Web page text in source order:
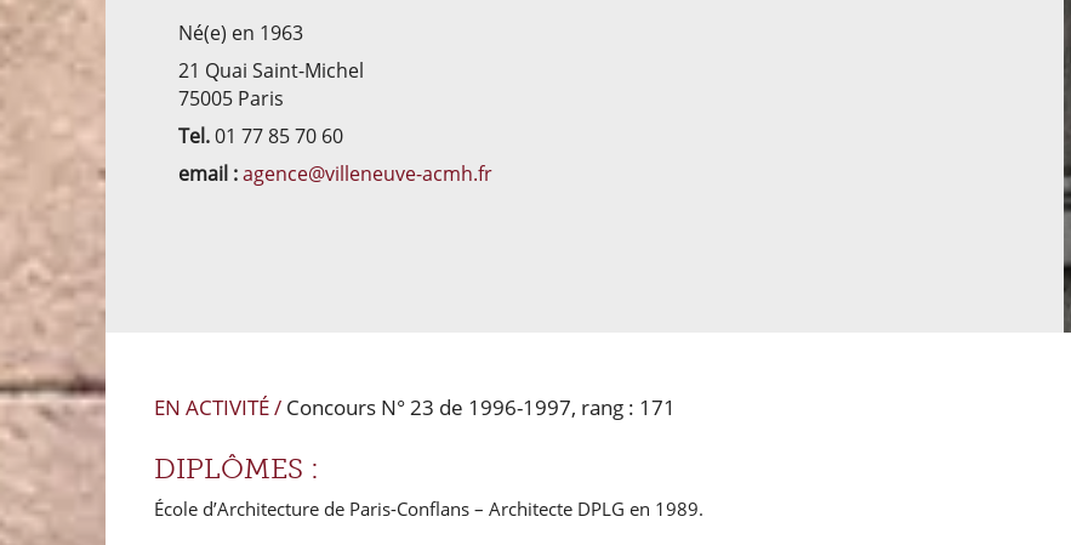
Né(e) en 1963
21 Quai Saint-Michel
75005 Paris
Tel.01 77 85 70 60
email :agence@villeneuve-acmh.fr
EN ACTIVITÉ / Concours N° 23 de 1996-1997, rang : 171
DIPLÔMES :
École d’Architecture de Paris-Conflans – Architecte DPLG en 1989.